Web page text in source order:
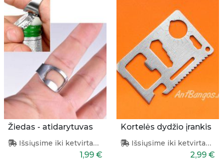
Žiedas - atidarytuvas
Išsiųsime iki ketvirtadienio
1,99 €
Kortelės dydžio įrankis
Išsiųsime iki ketvirtadienio
2,99 €